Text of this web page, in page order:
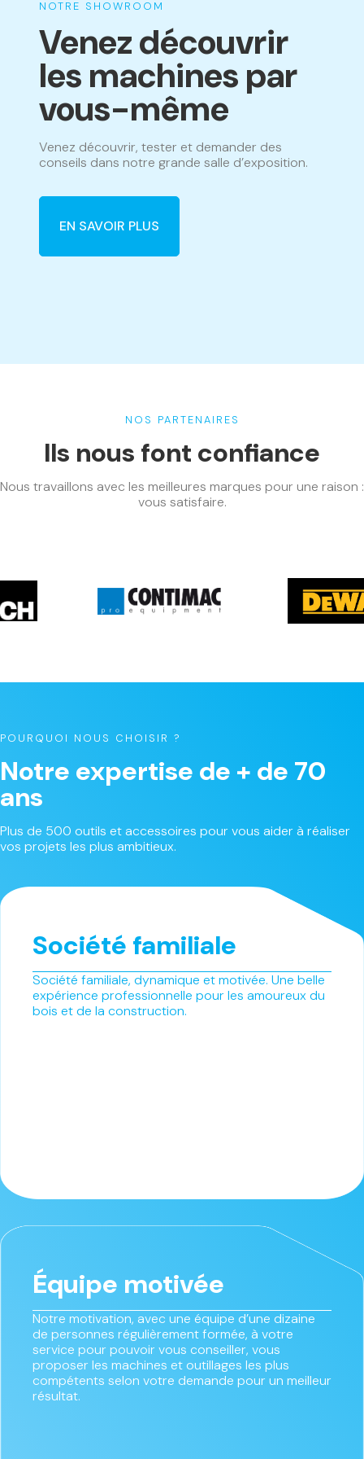
NOTRE SHOWROOM
Venez découvrir
les machines par
vous-même
Venez découvrir, tester et demander des
conseils dans notre grande salle d’exposition.
EN SAVOIR PLUS
NOS PARTENAIRES
Ils nous font confiance
Nous travaillons avec les meilleures marques pour une raison :
vous satisfaire.
POURQUOI NOUS CHOISIR ?
Notre expertise de + de 70
ans
Plus de 500 outils et accessoires pour vous aider à réaliser
vos projets les plus ambitieux.
Société familiale
Société familiale, dynamique et motivée. Une belle
expérience professionnelle pour les amoureux du
bois et de la construction.
Équipe motivée
Notre motivation, avec une équipe d’une dizaine
de personnes régulièrement formée, à votre
service pour pouvoir vous conseiller, vous
proposer les machines et outillages les plus
compétents selon votre demande pour un meilleur
résultat.